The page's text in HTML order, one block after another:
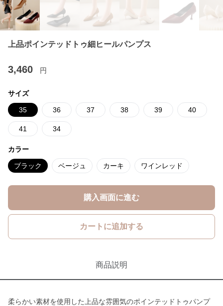
上品ポインテッドトゥ細ヒールパンプス
3,460 円
サイズ
35 36 37 38 39 40
41 34
カラー
ブラック ベージュ カーキ ワインレッド
購入画面に進む
カートに追加する
商品説明
柔らかい素材を使用した上品な雰囲気のポインテッドトゥパンプ